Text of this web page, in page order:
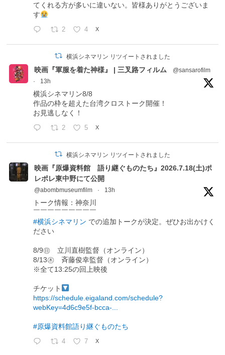
てくれる方が多いに違いない。皆様ありがとうございま
す
2 4 X
横浜シネマリン リツイートされました
映画『軍服を着た神様』 | 三叉路フィルム
@sansarofilm
·
13h
横浜シネマリン8/8
作品の枠を超えた台湾クロストーク開催！
お見逃しなく！
2 5 X
横浜シネマリン リツイートされました
映画『原爆資料館 語り継ぐものたち』2026.7.18(土)ポ
レポレ東中野にて公開
@abombmuseumfilm · 13h
トーク情報：神奈川
￣￣￣￣￣￣￣￣￣
#横浜シネマリン での追加トークが決定。ぜひお出かけく
ださい
8/9㊐ 立川直樹監督（オンライン）
8/13㊍ 斉藤俊幸監督（オンライン）
※全て13:25の回上映後
チケット
https://schedule.eigaland.com/schedule?
webKey=4d6c9e5f-bcca-...
#原爆資料館語り継ぐものたち
4 7 X